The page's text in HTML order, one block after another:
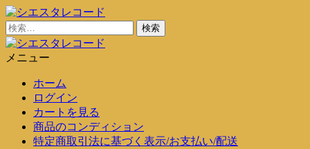
コ
ン
テ
ン
シエスタレコード
中古レコード通販
検
索:
メニュー
ホーム
ログイン
カートを見る
商品のコンディション
特定商取引法に基づく表示/お支払い/配送